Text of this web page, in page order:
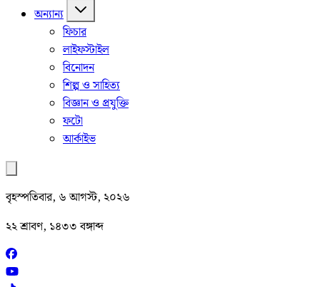
অন্যান্য
ফিচার
লাইফস্টাইল
বিনোদন
শিল্প ও সাহিত্য
বিজ্ঞান ও প্রযুক্তি
ফটো
আর্কাইভ
বৃহস্পতিবার, ৬ আগস্ট, ২০২৬
২২ শ্রাবণ, ১৪৩৩ বঙ্গাব্দ